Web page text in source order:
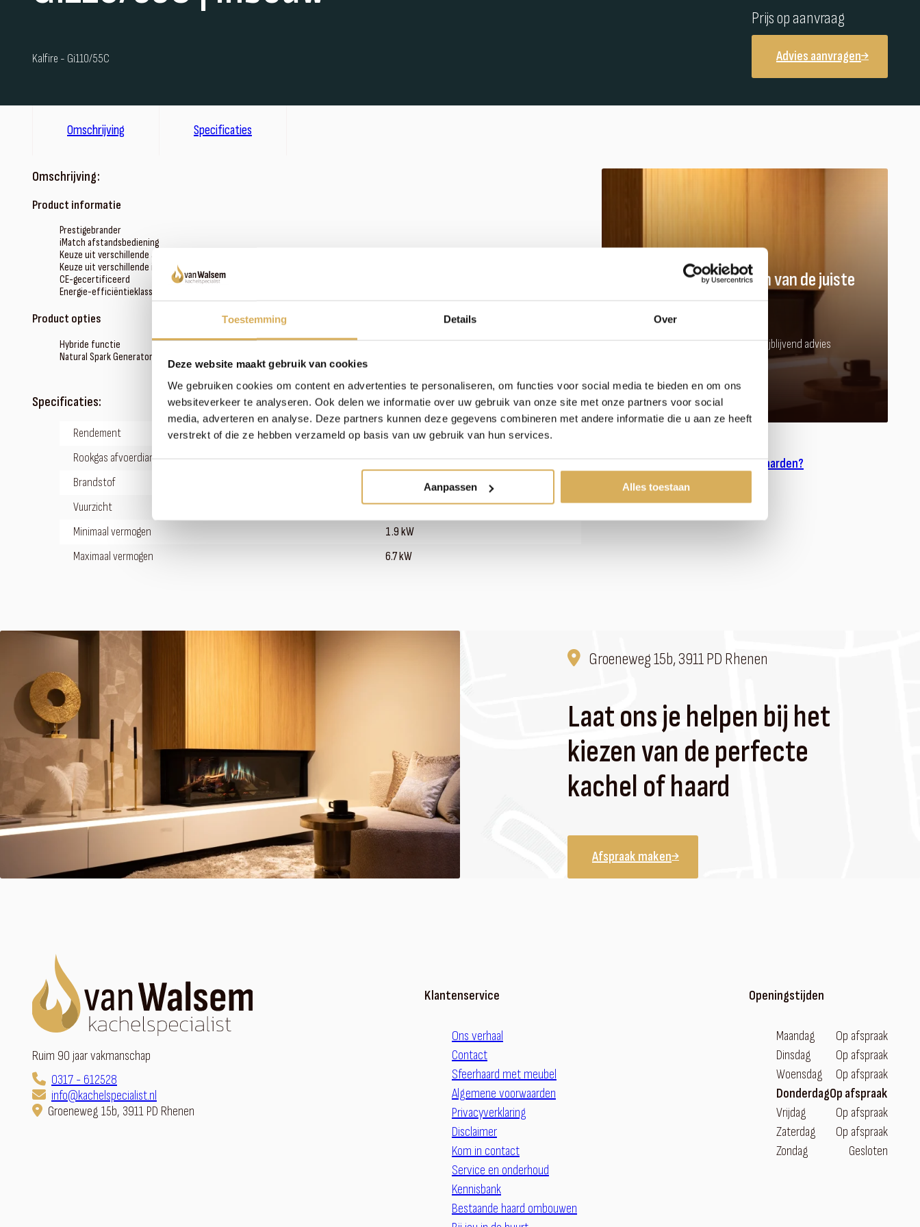
Toestemming Details Over
Deze website maakt gebruik van cookies
We gebruiken cookies om content en advertenties te personaliseren, om functies voor social media te bieden en om ons
websiteverkeer te analyseren. Ook delen we informatie over uw gebruik van onze site met onze partners voor social
media, adverteren en analyse. Deze partners kunnen deze gegevens combineren met andere informatie die u aan ze heeft
verstrekt of die ze hebben verzameld op basis van uw gebruik van hun services.
Aanpassen Alles toestaan
Kalfire - Gi110/55C
Prijs op aanvraag
Advies aanvragen
Omschrijving Specificaties
Omschrijving:
Product informatie
Prestigebrander
iMatch afstandsbediening
Keuze uit verschillende achterwanden
Keuze uit verschillende inbouwkaders
CE-gecertificeerd
Energie-efficiëntieklasse: B
Product opties
Hybride functie
Natural Spark Generator
Specificaties:
Rendement
81 %
Rookgas afvoerdiameter
-
Brandstof
Vuurzicht
Tweezijdig
Minimaal vermogen
1.9 kW
Maximaal vermogen
6.7 kW
Hulp nodig bij het vinden van de juiste
kachel of haard?
Kom langs in onze showroom voor vrijblijvend advies
Afspraak maken
Meer weten over onze haarden?
Neem contact op
Groeneweg 15b, 3911 PD Rhenen
Laat ons je helpen bij het
kiezen van de perfecte
kachel of haard
Afspraak maken
Ruim 90 jaar vakmanschap
0317 - 612528
info@kachelspecialist.nl
Groeneweg 15b, 3911 PD Rhenen
Klantenservice
Ons verhaal
Contact
Sfeerhaard met meubel
Algemene voorwaarden
Privacyverklaring
Disclaimer
Kom in contact
Service en onderhoud
Kennisbank
Bestaande haard ombouwen
Openingstijden
Maandag
Op afspraak
Dinsdag
Op afspraak
Woensdag
Op afspraak
DonderdagOp afspraak
Vrijdag
Op afspraak
Zaterdag
Op afspraak
Zondag
Gesloten